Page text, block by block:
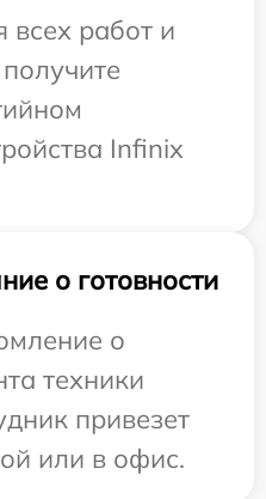
работ и
Infinix
о готовности
о
техники
привезет
или в офис.